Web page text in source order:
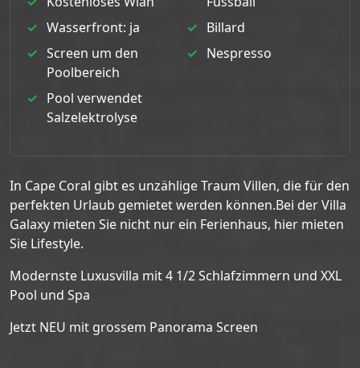
Wasserfront: ja
Screen um den
Poolbereich
Pool verwendet
Salzelektrolyse
Billard
Nespresso
In Cape Coral gibt es unzählige Traum Villen, die für den
perfekten Urlaub gemietet werden können.Bei der Villa
Galaxy mieten Sie nicht nur ein Ferienhaus, hier mieten
Sie Lifestyle.
Modernste Luxusvilla mit 4 1/2 Schlafzimmern und XXL
Pool und Spa
Jetzt NEU mit grossem Panorama Screen